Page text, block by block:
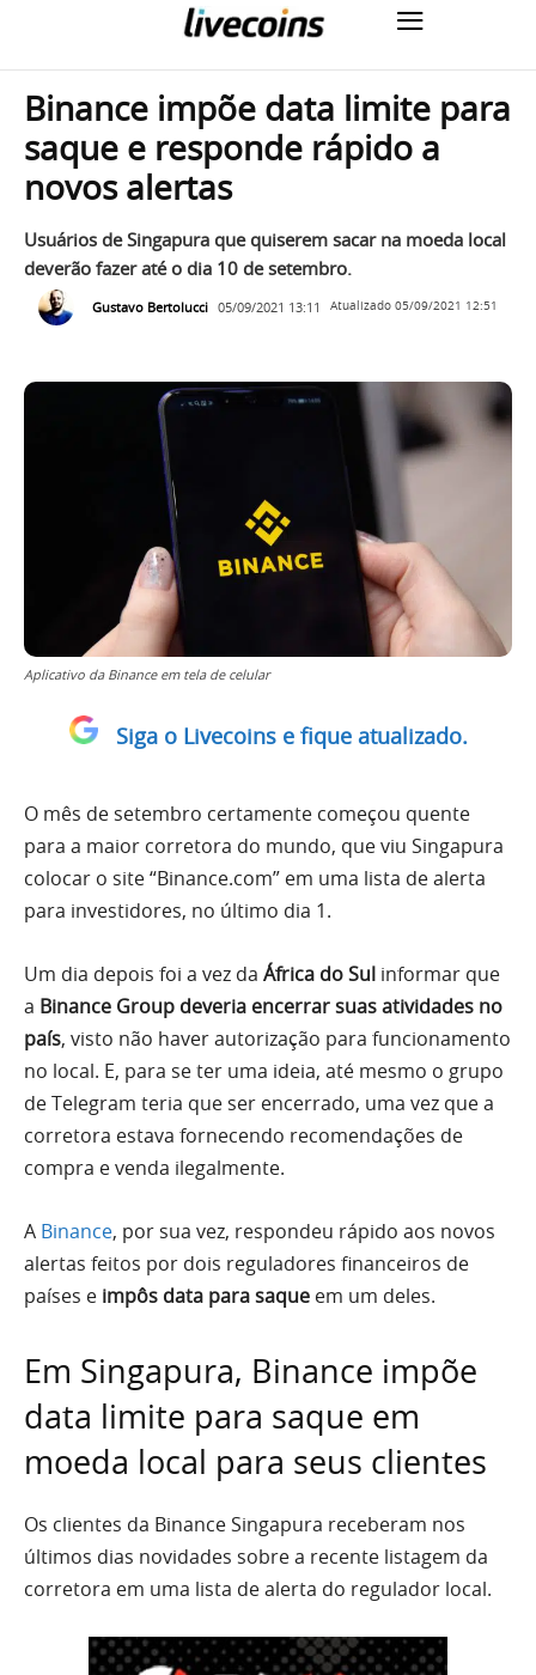
Binance impõe data limite para
saque e responde rápido a
novos alertas
Usuários de Singapura que quiserem sacar na moeda local
deverão fazer até o dia 10 de setembro.
Gustavo Bertolucci 05/09/2021 13:11 Atualizado 05/09/2021 12:51
Aplicativo da Binance em tela de celular
Siga o Livecoins e fique atualizado.
O mês de setembro certamente começou quente
para a maior corretora do mundo, que viu Singapura
colocar o site “Binance.com” em uma lista de alerta
para investidores, no último dia 1.
Um dia depois foi a vez da África do Sul informar que
a Binance Group deveria encerrar suas atividades no
país, visto não haver autorização para funcionamento
no local. E, para se ter uma ideia, até mesmo o grupo
de Telegram teria que ser encerrado, uma vez que a
corretora estava fornecendo recomendações de
compra e venda ilegalmente.
A Binance, por sua vez, respondeu rápido aos novos
alertas feitos por dois reguladores financeiros de
países e impôs data para saque em um deles.
Em Singapura, Binance impõe
data limite para saque em
moeda local para seus clientes
Os clientes da Binance Singapura receberam nos
últimos dias novidades sobre a recente listagem da
corretora em uma lista de alerta do regulador local.